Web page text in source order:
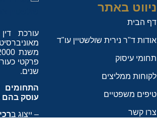
ניווט באתר
דף הבית
אודות ד"ר נירית שולשטיין עו"ד
תחומי עיסוק
לקוחות ממליצים
טיפים משפטיים
צרו קשר
עורכת דין
פרקטי כעורכת
שנים.
התחומים
עוסק בהם
– ייצוג ב